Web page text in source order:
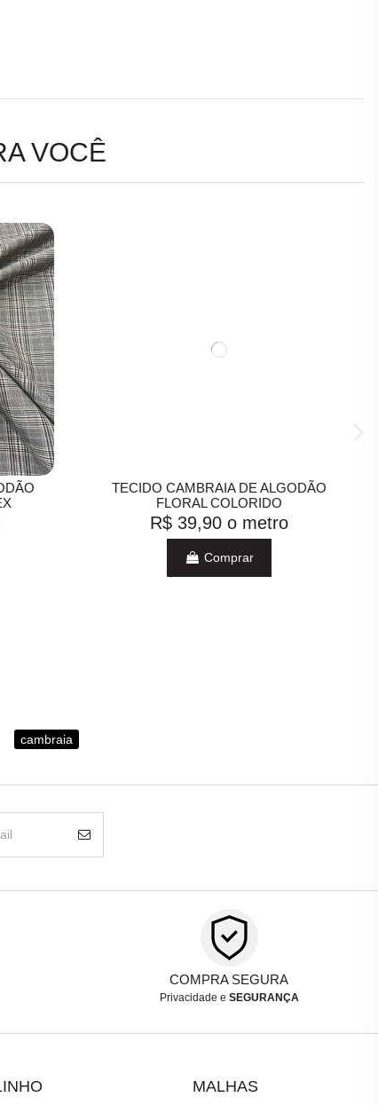
VOCÊ
TECIDO CAMBRAIA DE ALGODÃO
FLORAL COLORIDO
R$ 39,90 o metro
Comprar
cambraia
COMPRA SEGURA
Privacidade e SEGURANÇA
MALHAS